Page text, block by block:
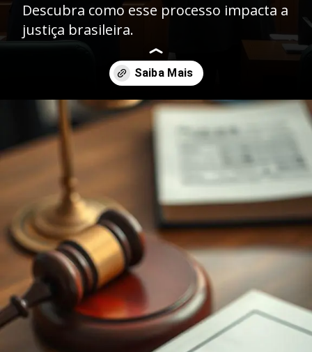
Descubra como esse processo impacta a
justiça brasileira.
Opening https://ademilsoncs.adv.br/